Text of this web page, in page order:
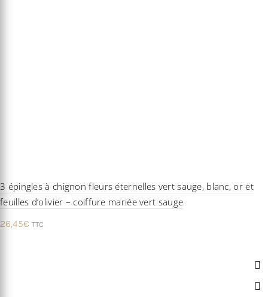
3 épingles à chignon fleurs éternelles vert sauge, blanc, or et
feuilles d’olivier – coiffure mariée vert sauge
26,45€ TTC